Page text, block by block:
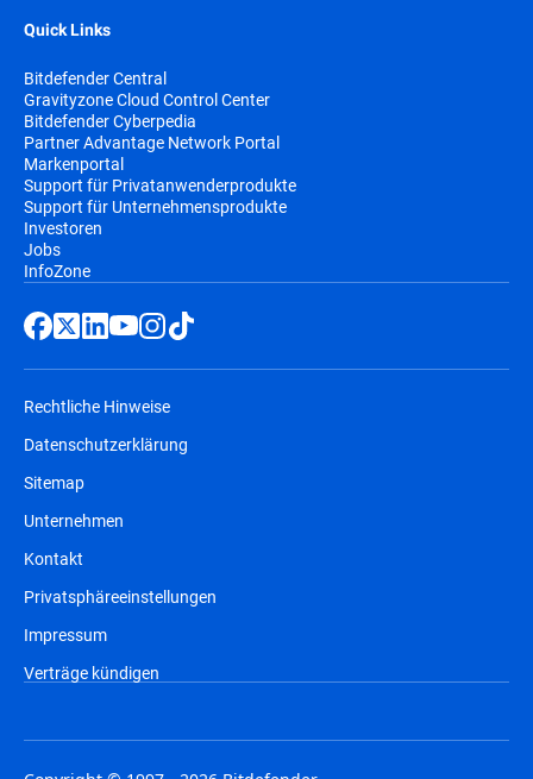
Quick Links
Bitdefender Central
Gravityzone Cloud Control Center
Bitdefender Cyberpedia
Partner Advantage Network Portal
Markenportal
Support für Privatanwenderprodukte
Support für Unternehmensprodukte
Investoren
Jobs
InfoZone
Rechtliche Hinweise
Datenschutzerklärung
Sitemap
Unternehmen
Kontakt
Privatsphäreeinstellungen
Impressum
Verträge kündigen